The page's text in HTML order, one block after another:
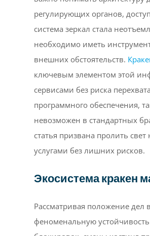
регулирующих органов,
система зеркал стала
необходимо иметь
внешних обстоятельств.
ключевым элементом этой
сервисами без риска
программного обеспечения,
невозможен в стандартных
статья призвана пролить
услугами без лишних рисков.
Экосистема кракен
Рассматривая положение дел
феноменальную